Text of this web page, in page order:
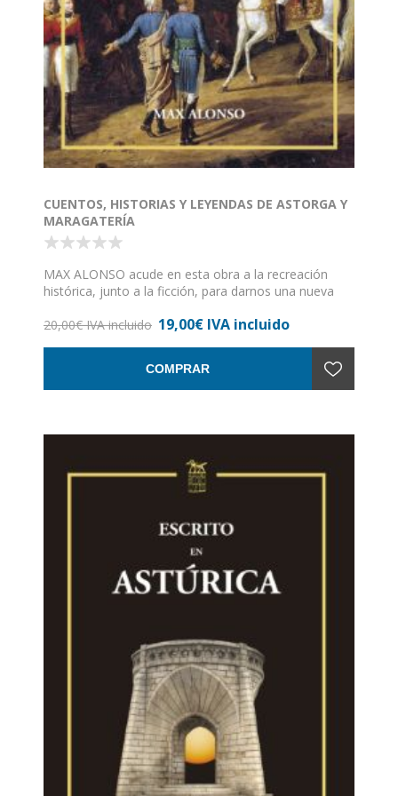
CUENTOS, HISTORIAS Y LEYENDAS DE ASTORGA Y
MARAGATERÍA
MAX ALONSO acude en esta obra a la recreación
histórica, junto a la ficción, para darnos una nueva
pasajes, descubriendo hechos y, sobretodo,
históricas a los sencillos de pueblos perdidos, junto
con las cuentas que narran hechos y personajes
históricos (Fernando VII, Isabel II, los Marqueses de
en las tierras que describe.
20,00€ IVA incluido 19,00€ IVA incluido
COMPRAR